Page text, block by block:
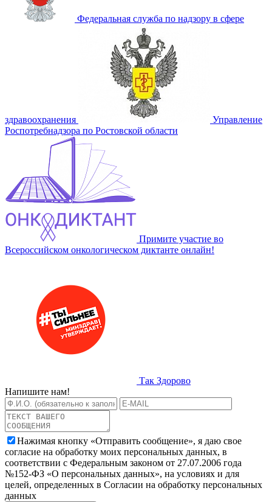
Федеральная служба по надзору в сфере
здравоохранения
Управление
Роспотребнадзора по Ростовской области
Примите участие во
Всероссийском онкологическом диктанте онлайн!
Так Здорово
Напишите нам!
Нажимая кнопку «Отправить сообщение», я даю свое
согласие на обработку моих персональных данных, в
соответствии с Федеральным законом от 27.07.2006 года
№152-ФЗ «О персональных данных», на условиях и для
целей, определенных в Согласии на обработку персональных
данных